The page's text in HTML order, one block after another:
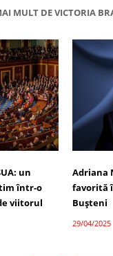
MULT DE VICTORIA
un
într-o
viitorul
Adriana
favorită
Bușteni
29/04/2025